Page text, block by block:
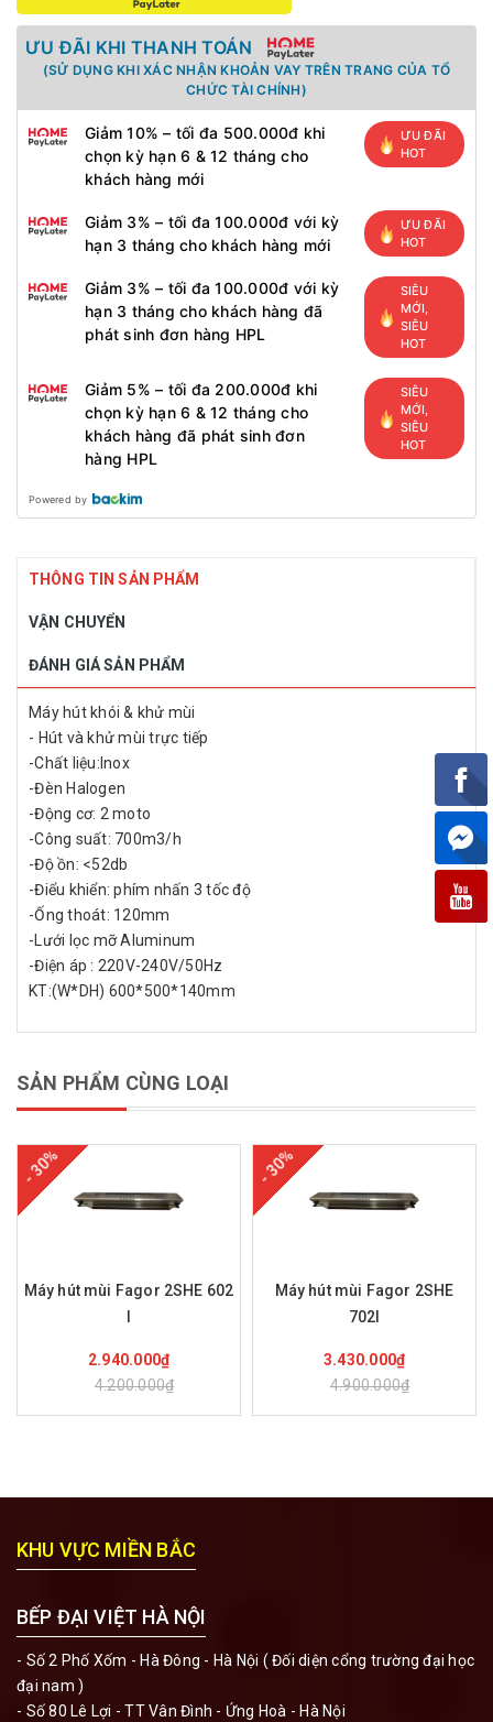
ƯU ĐÃI KHI THANH TOÁN
(SỬ DỤNG KHI XÁC NHẬN KHOẢN VAY TRÊN TRANG CỦA TỔ
CHỨC TÀI CHÍNH)
Giảm 10% – tối đa 500.000đ khi
chọn kỳ hạn 6 & 12 tháng cho
khách hàng mới
ƯU ĐÃI
HOT
Giảm 3% – tối đa 100.000đ với kỳ
hạn 3 tháng cho khách hàng mới
ƯU ĐÃI
HOT
Giảm 3% – tối đa 100.000đ với kỳ
hạn 3 tháng cho khách hàng đã
phát sinh đơn hàng HPL
SIÊU
MỚI,
SIÊU
HOT
Giảm 5% – tối đa 200.000đ khi
chọn kỳ hạn 6 & 12 tháng cho
khách hàng đã phát sinh đơn
hàng HPL
SIÊU
MỚI,
SIÊU
HOT
Powered by
THÔNG TIN SẢN PHẨM
VẬN CHUYỂN
ĐÁNH GIÁ SẢN PHẨM
Máy hút khói & khử mùi
- Hút và khử mùi trực tiếp
-Chất liệu:Inox
-Đèn Halogen
-Động cơ: 2 moto
-Công suất: 700m3/h
-Độ ồn: <52db
-Điểu khiển: phím nhấn 3 tốc độ
-Ống thoát: 120mm
-Lưới lọc mỡ Aluminum
-Điện áp : 220V-240V/50Hz
KT:(W*DH) 600*500*140mm
SẢN PHẨM CÙNG LOẠI
- 30%
Máy hút mùi Fagor 2SHE 602
2.940.000₫
4.200.000₫
- 30%
Máy hút mùi Fagor 2SHE
702I
3.430.000₫
4.900.000₫
KHU VỰC MIỀN BẮC
BẾP ĐẠI VIỆT HÀ NỘI
- Số 2 Phố Xốm - Hà Đông - Hà Nội ( Đối diện cổng trường đại học
đại nam )
- Số 80 Lê Lợi - TT Vân Đình - Ứng Hoà - Hà Nội